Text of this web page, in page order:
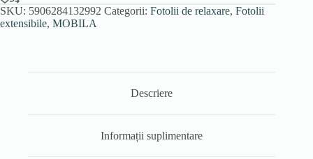
SKU: 5906284132992 Categorii: Fotolii de relaxare, Fotolii
extensibile, MOBILA
Descriere
Informații suplimentare